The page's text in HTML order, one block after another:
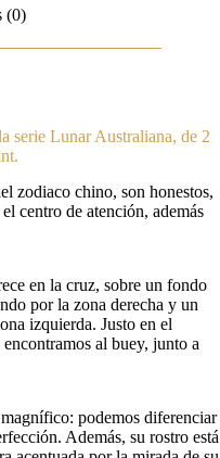
(0)
serie Lunar Australiana, de 2
zodiaco chino, son honestos,
centro de atención, además
en la cruz, sobre un fondo
por la zona derecha y un
izquierda. Justo en el
al buey, junto a
podemos diferenciar
Además, su rostro está